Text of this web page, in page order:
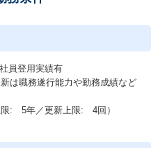
員登用実績有
は職務遂行能力や勤務成績など
限: 5年／更新上限: 4回）